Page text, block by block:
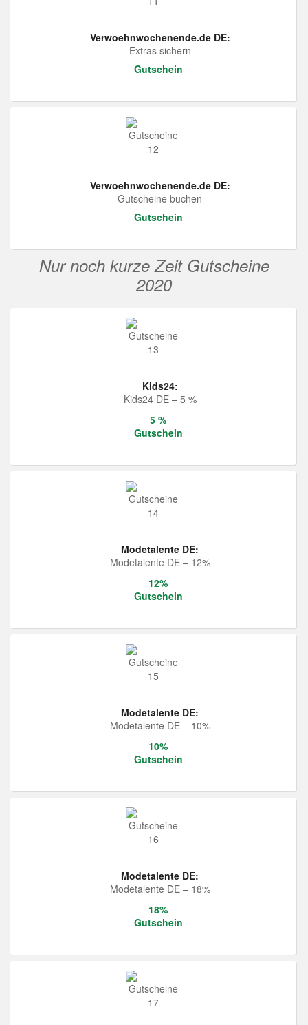
Verwoehnwochenende.de DE:
Extras sichern
Gutschein
Verwoehnwochenende.de DE:
Gutscheine buchen
Gutschein
Nur noch kurze Zeit Gutscheine
2020
Kids24:
Kids24 DE – 5 %
5 %
Gutschein
Modetalente DE:
Modetalente DE – 12%
12%
Gutschein
Modetalente DE:
Modetalente DE – 10%
10%
Gutschein
Modetalente DE:
Modetalente DE – 18%
18%
Gutschein